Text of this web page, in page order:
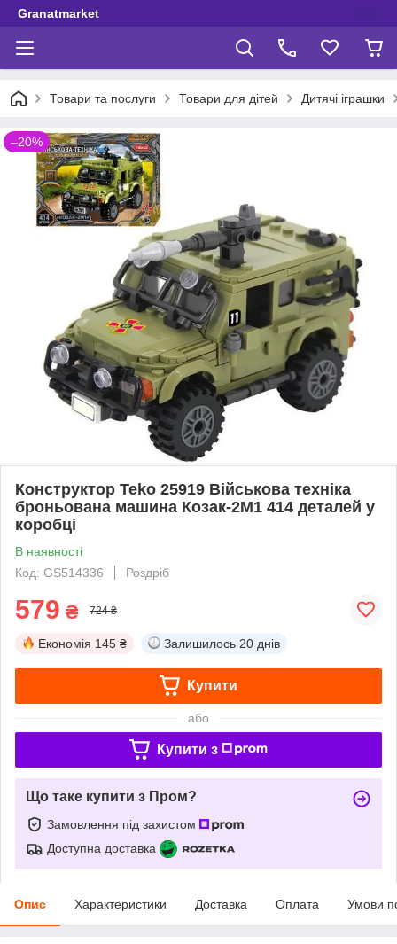
Granatmarket
Товари та послуги Товари для дітей Дитячі іграшки
–20%
Конструктор Teko 25919 Військова техніка
броньована машина Козак-2М1 414 деталей у
коробці
В наявності
Код: GS514336
Роздріб
579 ₴ 724 ₴
Економія 145 ₴ Залишилось 20 днів
Купити
або
Купити з
Що таке купити з Пром?
Замовлення під захистом
Доступна доставка
Опис Характеристики Доставка Оплата Умови